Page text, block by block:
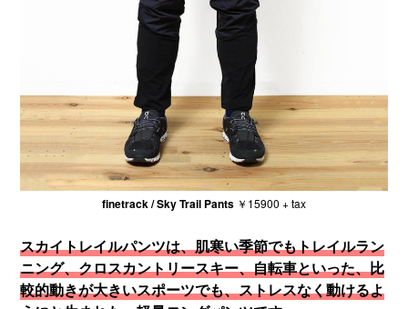
finetrack / Sky Trail Pants ￥15900 + tax
スカイトレイルパンツは、肌寒い季節でもトレイルラン
ニング、クロスカントリースキー、自転車といった、比
較的動きが大きいスポーツでも、ストレスなく動けるよ